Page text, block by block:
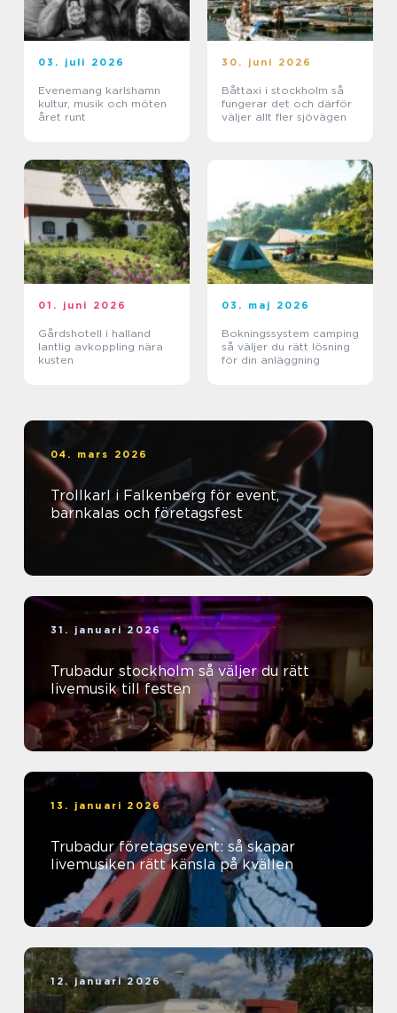
03. juli 2026
Evenemang karlshamn
kultur, musik och möten
året runt
30. juni 2026
Båttaxi i stockholm så
fungerar det och därför
väljer allt fler sjövägen
01. juni 2026
Gårdshotell i halland
lantlig avkoppling nära
kusten
03. maj 2026
Bokningssystem camping
så väljer du rätt lösning
för din anläggning
04. mars 2026
Trollkarl i Falkenberg för event,
barnkalas och företagsfest
31. januari 2026
Trubadur stockholm så väljer du rätt
livemusik till festen
13. januari 2026
Trubadur företagsevent: så skapar
livemusiken rätt känsla på kvällen
12. januari 2026